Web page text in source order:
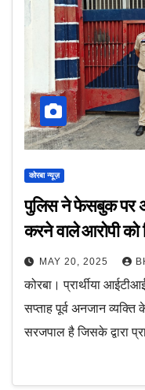
कोरबा न्यूज़
पुलिस ने फेसबुक पर
करने वाले आरोपी को
MAY 20, 2025
कोरबा। प्रार्थीया
सप्ताह पूर्व अनजान
सरजपाल है जिसके द्वारा